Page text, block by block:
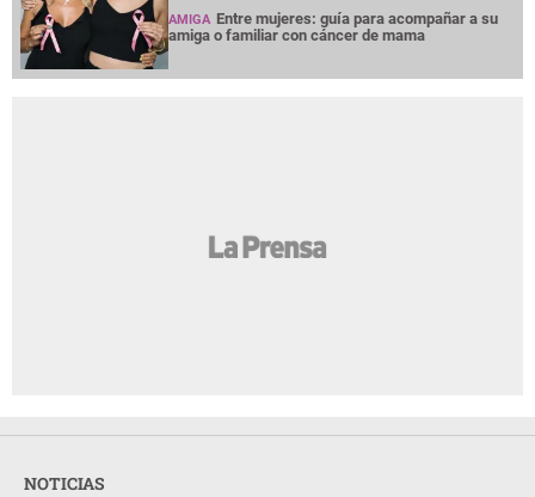
AMIGA Entre mujeres: guía para acompañar a su
amiga o familiar con cáncer de mama
NOTICIAS